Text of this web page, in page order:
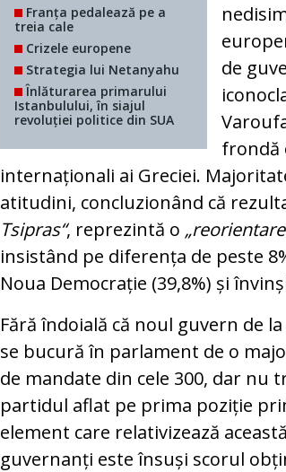
Franța pedalează pe a
treia cale
Crizele europene
Strategia lui Netanyahu
Înlăturarea primarului
Istanbulului, în siajul
revoluției politice din SUA
de
frondă
internaționali ai Greciei.
atitudini, concluzionând că
Tsipras“, reprezintă o
insistând pe diferența de peste
Noua Democrație (39,8%) și
Fără îndoială că noul guvern de
se bucură în parlament de o
de mandate din cele 300, dar nu
partidul aflat pe prima poziție
element care relativizează
guvernanți este însuși scorul